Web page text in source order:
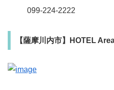
099-224-2222
【薩摩川内市】HOTEL